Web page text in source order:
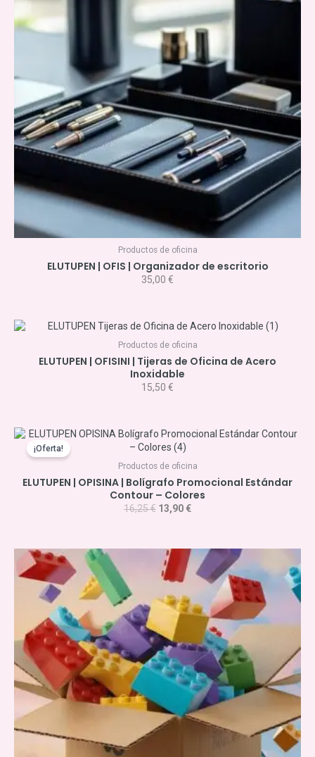
Productos de oficina
ELUTUPEN | OFIS | Organizador de escritorio
35,00 €
Productos de oficina
ELUTUPEN | OFISINI | Tijeras de Oficina de Acero
Inoxidable
15,50 €
¡Oferta!
Productos de oficina
ELUTUPEN | OPISINA | Bolígrafo Promocional Estándar
Contour – Colores
16,25€
El
precio
original
16,25 €.
13,90 €
El
13,90 €.